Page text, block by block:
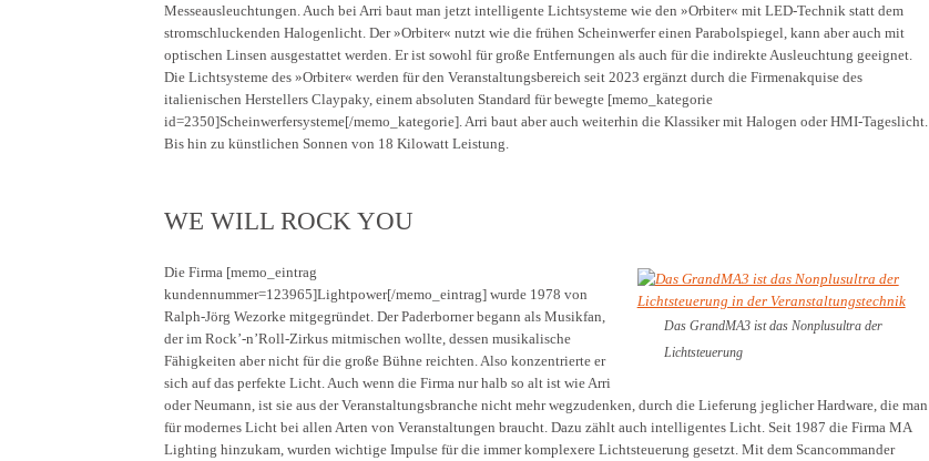
Messeausleuchtungen. Auch bei Arri baut man jetzt intelligente Lichtsysteme wie den »Orbiter« mit LED-Technik statt dem
stromschluckenden Halogenlicht. Der »Orbiter« nutzt wie die frühen Scheinwerfer einen Parabolspiegel, kann aber auch mit
optischen Linsen ausgestattet werden. Er ist sowohl für große Entfernungen als auch für die indirekte Ausleuchtung geeignet.
Die Lichtsysteme des »Orbiter« werden für den Veranstaltungsbereich seit 2023 ergänzt durch die Firmenakquise des
italienischen Herstellers Claypaky, einem absoluten Standard für bewegte [memo_kategorie
id=2350]Scheinwerfersysteme[/memo_kategorie]. Arri baut aber auch weiterhin die Klassiker mit Halogen oder HMI-Tageslicht.
Bis hin zu künstlichen Sonnen von 18 Kilowatt Leistung.
WE WILL ROCK YOU
Das GrandMA3 ist das Nonplusultra der
Lichtsteuerung
Die Firma [memo_eintrag
kundennummer=123965]Lightpower[/memo_eintrag] wurde 1978 von
Ralph-Jörg Wezorke mitgegründet. Der Paderborner begann als Musikfan,
der im Rock’-n’Roll-Zirkus mitmischen wollte, dessen musikalische
Fähigkeiten aber nicht für die große Bühne reichten. Also konzentrierte er
sich auf das perfekte Licht. Auch wenn die Firma nur halb so alt ist wie Arri
oder Neumann, ist sie aus der Veranstaltungsbranche nicht mehr wegzudenken, durch die Lieferung jeglicher Hardware, die man
für modernes Licht bei allen Arten von Veranstaltungen braucht. Dazu zählt auch intelligentes Licht. Seit 1987 die Firma MA
Lighting hinzukam, wurden wichtige Impulse für die immer komplexere Lichtsteuerung gesetzt. Mit dem Scancommander